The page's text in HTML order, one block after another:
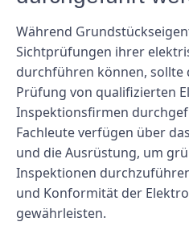
Während
Sichtprüfungen ihrer
durchführen können, sollte
Prüfung von qualifizierten
Inspektionsfirmen
Fachleute verfügen über
und die Ausrüstung, um
Inspektionen
und Konformität der
gewährleisten.